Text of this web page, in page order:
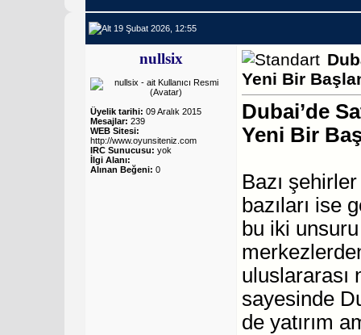
19 Şubat 2026, 12:55
nullsix
Üyelik tarihi: 09 Aralık 2015
Mesajlar: 239
WEB Sitesi:
http://www.oyunsiteniz.com
IRC Sunucusu: yok
İlgi Alanı:
Alınan Beğeni: 0
Yeni Bir
Dubai’de
Yeni Bir
Bazı
bazıları ise
bu iki
uluslararası
sayesinde
de yatırım